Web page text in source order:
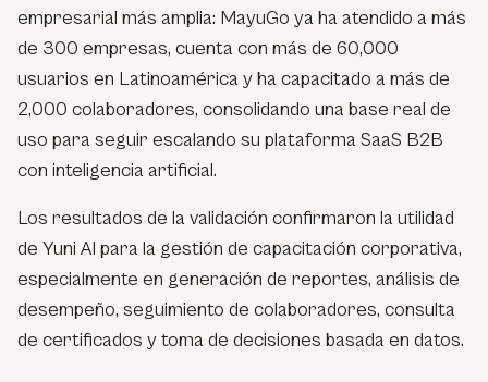
empresarial más amplia: MayuGo ya ha atendido a más
de 300 empresas, cuenta con más de 60,000
usuarios en Latinoamérica y ha capacitado a más de
2,000 colaboradores, consolidando una base real de
uso para seguir escalando su plataforma SaaS B2B
con inteligencia artificial.
Los resultados de la validación confirmaron la utilidad
de Yuni AI para la gestión de capacitación corporativa,
especialmente en generación de reportes, análisis de
desempeño, seguimiento de colaboradores, consulta
de certificados y toma de decisiones basada en datos.